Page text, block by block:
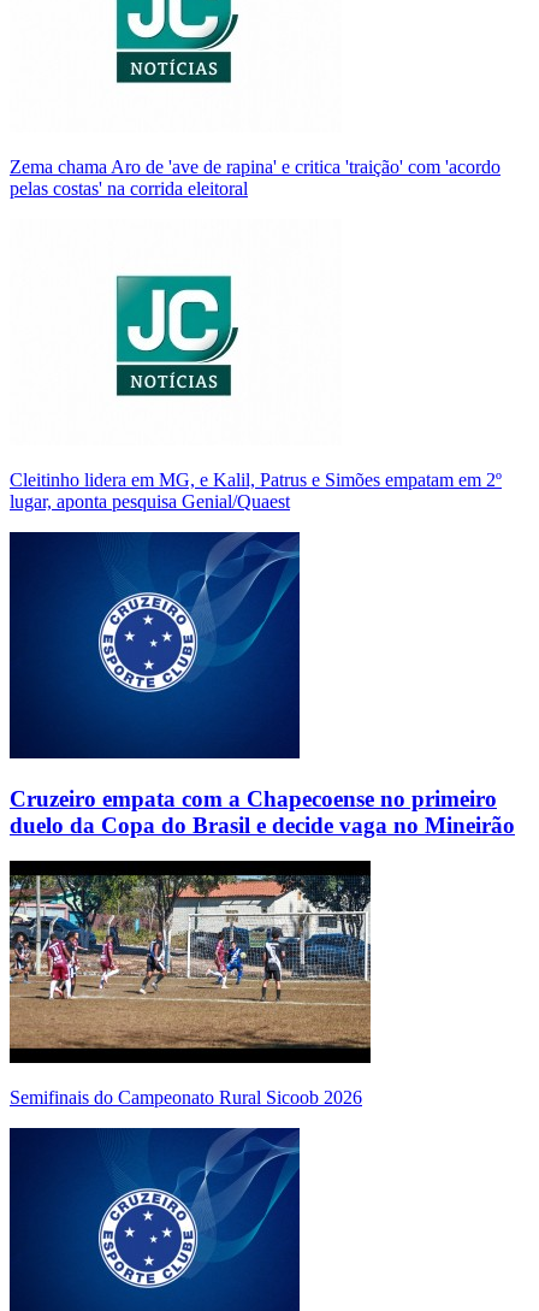
Zema chama Aro de 'ave de rapina' e critica 'traição' com 'acordo
pelas costas' na corrida eleitoral
Cleitinho lidera em MG, e Kalil, Patrus e Simões empatam em 2º
lugar, aponta pesquisa Genial/Quaest
Cruzeiro empata com a Chapecoense no primeiro
duelo da Copa do Brasil e decide vaga no Mineirão
Semifinais do Campeonato Rural Sicoob 2026